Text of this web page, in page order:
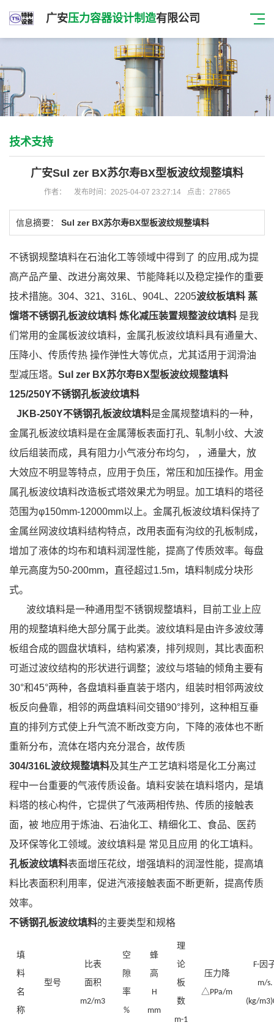
广安压力容器设计制造有限公司
技术支持
广安Sul zer BX苏尔寿BX型板波纹规整填料
作者： 发布时间：2025-04-07 23:27:14 点击：27865
信息摘要： Sul zer BX苏尔寿BX型板波纹规整填料
不锈钢规整填料在石油化工等领域中得到了 的应用 ,成为提
高产品产量、改进分离效果、节能降耗以及稳定操作的重要
技术措施。304、321、316L、904L、2205波纹板填料 蒸
馏塔不锈钢孔板波纹填料 炼化减压装置规整波纹填料 是我
们常用的金属板波纹填料，金属孔板波纹填料具有通量大、
压降小、传质传热 操作弹性大等优点，尤其适用于润滑油
型减压塔。 Sul zer BX苏尔寿BX型板波纹规整填料
125/250Y不锈钢孔板波纹填料
JKB-250Y不锈钢孔板波纹填料是金属规整填料的一种，
金属孔板波纹填料是在金属薄板表面打孔、轧制小纹、大波
纹后组装而成，具有阻力小气液分布均匀，
，通量大，放
大效应不明显等特点，应用于负压，常压和加压操作。用金
属孔板波纹填料改造板式塔效果尤为明显。加工填料的塔径
范围为φ150mm-12000mm以上。金属孔板波纹填料保持了
金属丝网波纹填料结构特点，改用表面有沟纹的孔板制成，
增加了液体的均布和填料润湿性能，提高了传质效率。每盘
单元高度为50-200mm，直径超过1.5m，填料制成分块形
式。
波纹填料是一种通用型不锈钢规整填料，目前工业上应
用的规整填料绝大部分属于此类。波纹填料是由许多波纹薄
板组合成的圆盘状填料，结构紧凑，排列规则，其比表面积
可逝过波纹结构的形状进行调整；波纹与塔轴的倾角主要有
30°和45°两种，各盘填料垂直装于塔内，组装时相邻两波纹
板反向叠靠，相邻的两盘填料间交错90°排列，这种相互垂
直的排列方式使上升气流不断改变方向，下降的液体也不断
重新分布，流体在塔内充分混合，故传质
304/316L波纹规整填料及其生产工艺填料塔是化工分离过
程中一台重要的气液传质设备。填料安装在填料塔内，是填
料塔的核心构件，它提供了气液两相传热、传质的接触表
面，被 地应用于炼油、石油化工、精细化工、食品、医药
及环保等化工领域。波纹填料是 常见且应用 的化工填料。
孔板波纹填料表面增压花纹，增强填料的润湿性能，提高填
料比表面积利用率，促进汽液接触表面不断更新，提高传质
效率。
不锈钢孔板波纹填料的主要类型和规格
填
料
名
称
型号
比表
面积
m2/m3
空
隙
率
%
蜂
高
H
mm
理
论
板
数
m-1
压力降
△PPa/m
F- 因
m/s.
(kg/